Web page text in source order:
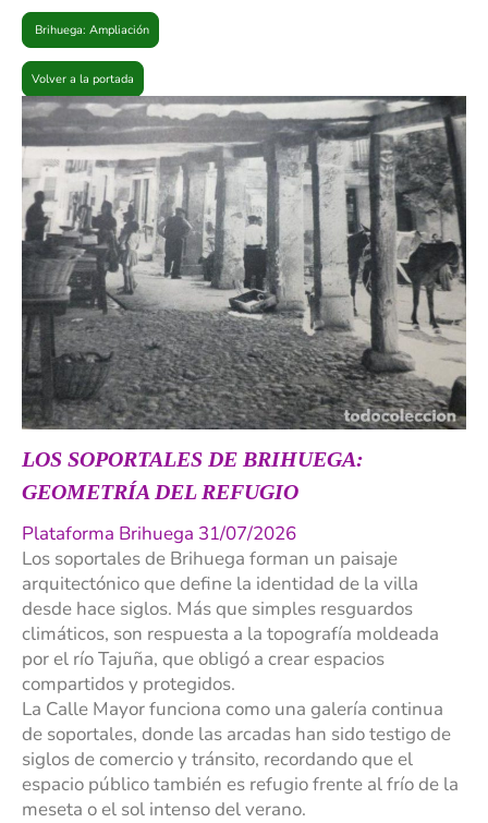
Brihuega: Ampliación
Volver a la portada
LOS SOPORTALES DE BRIHUEGA:
GEOMETRÍA DEL REFUGIO
Plataforma Brihuega 31/07/2026
Los soportales de Brihuega forman un paisaje
arquitectónico que define la identidad de la villa
desde hace siglos. Más que simples resguardos
climáticos, son respuesta a la topografía moldeada
por el río Tajuña, que obligó a crear espacios
compartidos y protegidos.
La Calle Mayor funciona como una galería continua
de soportales, donde las arcadas han sido testigo de
siglos de comercio y tránsito, recordando que el
espacio público también es refugio frente al frío de la
meseta o el sol intenso del verano.